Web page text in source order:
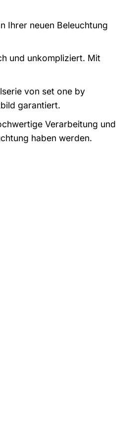
Ihrer neuen Beleuchtung
und unkompliziert. Mit
von set one by
garantiert.
Verarbeitung und
haben werden.